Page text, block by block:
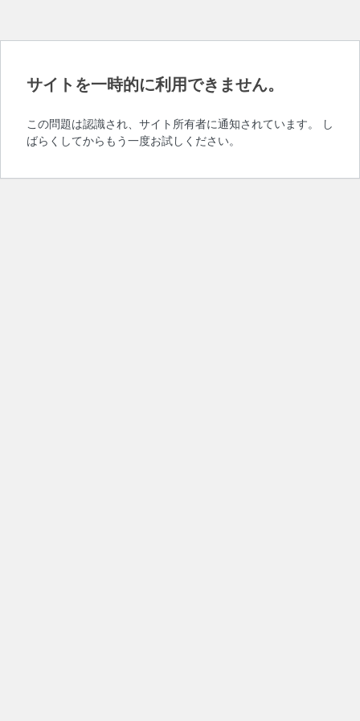
サイトを一時的に利用できません。
この問題は認識され、サイト所有者に通知されています。 し
ばらくしてからもう一度お試しください。